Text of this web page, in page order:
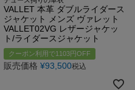
VALLET 本革 ダブルライダース
ジャケット メンズ ヴァレット
VALLET02VG レザージャケッ
ト/ライダースジャケット
クーポン利用で1103円OFF
販売価格 ¥93,500税込